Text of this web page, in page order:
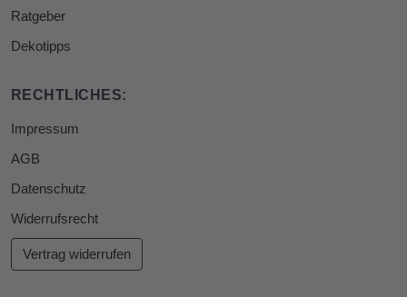
Ratgeber
Dekotipps
RECHTLICHES:
Impressum
AGB
Datenschutz
Widerrufsrecht
Vertrag widerrufen